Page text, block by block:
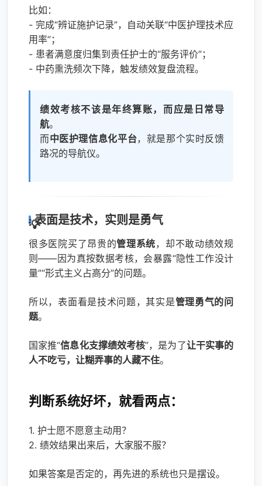
比如：
- 完成“辨证施护记录”，自动关联“中医护理技术应
用率”；
- 患者满意度归集到责任护士的“服务评价”；
- 中药熏洗频次下降，触发绩效复盘流程。
绩效考核不该是年终算账，而应是日常导
航。
而中医护理信息化平台，就是那个实时反馈
路况的导航仪。
表面是技术，实则是勇气
很多医院买了昂贵的管理系统，却不敢动绩效规
则——因为真按数据考核，会暴露“隐性工作没计
量”“形式主义占高分”的问题。
所以，表面看是技术问题，其实是管理勇气的问
题。
国家推“信息化支撑绩效考核”，是为了让干实事的
人不吃亏，让糊弄事的人藏不住。
判断系统好坏，就看两点：
1. 护士愿不愿意主动用？
2. 绩效结果出来后，大家服不服？
如果答案是否定的，再先进的系统也只是摆设。